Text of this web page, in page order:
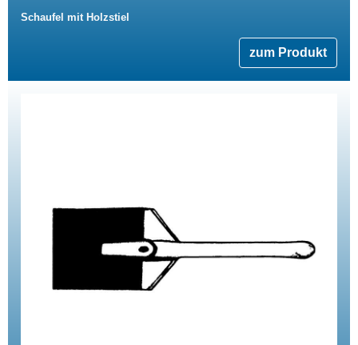
Schaufel mit Holzstiel
zum Produkt